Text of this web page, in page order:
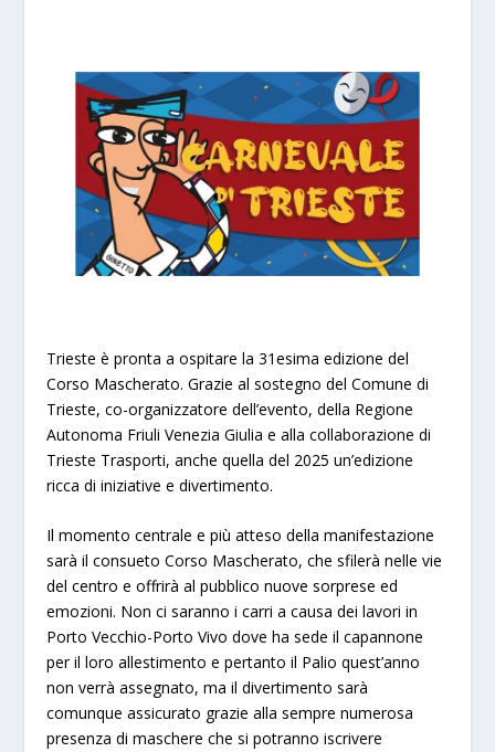
Trieste è pronta a ospitare la 31esima edizione del
Corso Mascherato. Grazie al sostegno del Comune di
Trieste, co-organizzatore dell’evento, della Regione
Autonoma Friuli Venezia Giulia e alla collaborazione di
Trieste Trasporti, anche quella del 2025 un’edizione
ricca di iniziative e divertimento.
Il momento centrale e più atteso della manifestazione
sarà il consueto Corso Mascherato, che sfilerà nelle vie
del centro e offrirà al pubblico nuove sorprese ed
emozioni. Non ci saranno i carri a causa dei lavori in
Porto Vecchio-Porto Vivo dove ha sede il capannone
per il loro allestimento e pertanto il Palio quest’anno
non verrà assegnato, ma il divertimento sarà
comunque assicurato grazie alla sempre numerosa
presenza di maschere che si potranno iscrivere